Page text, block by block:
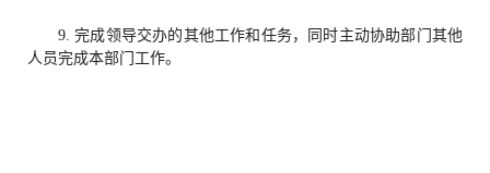
9. 完成领导交办的其他工作和任务，同时主动协助部门其他
人员完成本部门工作。